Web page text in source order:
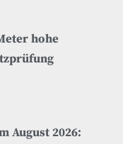
hohe
August 2026: